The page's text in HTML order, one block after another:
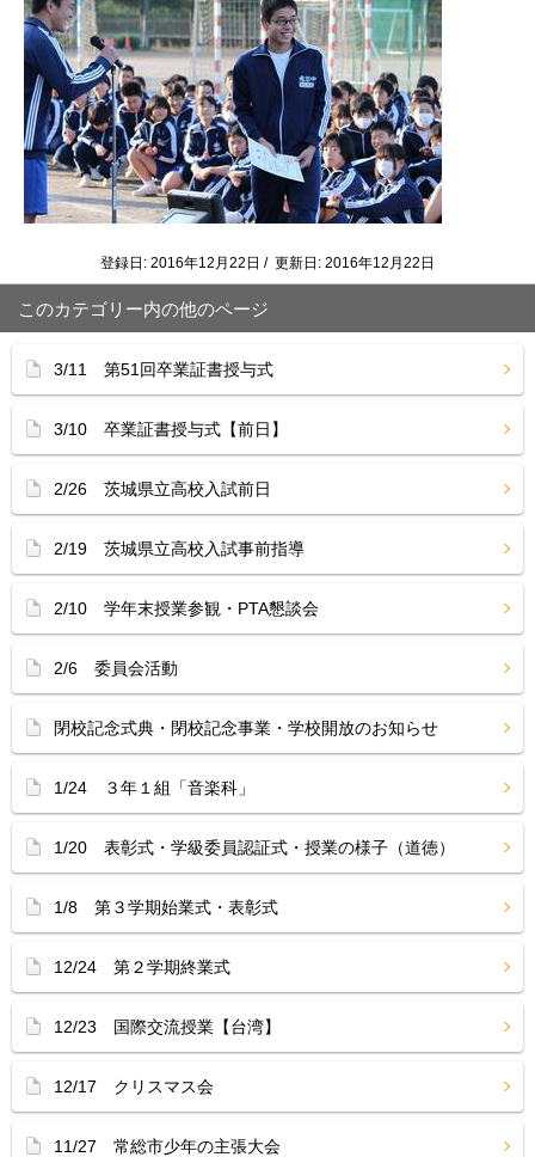
登録日: 2016年12月22日 / 更新日: 2016年12月22日
このカテゴリー内の他のページ
3/11 第51回卒業証書授与式
3/10 卒業証書授与式【前日】
2/26 茨城県立高校入試前日
2/19 茨城県立高校入試事前指導
2/10 学年末授業参観・PTA懇談会
2/6 委員会活動
閉校記念式典・閉校記念事業・学校開放のお知らせ
1/24 ３年１組「音楽科」
1/20 表彰式・学級委員認証式・授業の様子（道徳）
1/8 第３学期始業式・表彰式
12/24 第２学期終業式
12/23 国際交流授業【台湾】
12/17 クリスマス会
11/27 常総市少年の主張大会